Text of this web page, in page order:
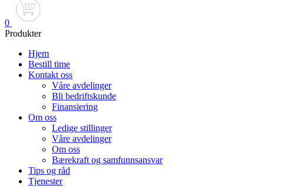
0
Produkter
Hjem
Bestill time
Kontakt oss
Våre avdelinger
Bli bedriftskunde
Finansiering
Om oss
Ledige stillinger
Våre avdelinger
Om oss
Bærekraft og samfunnsansvar
Tips og råd
Tjenester